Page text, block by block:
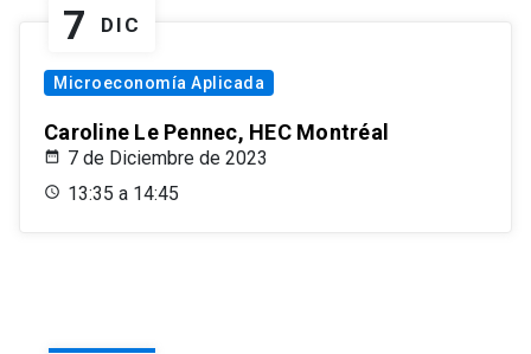
7 DIC
Microeconomía Aplicada
Caroline Le Pennec, HEC Montréal
7 de Diciembre de 2023
13:35 a 14:45